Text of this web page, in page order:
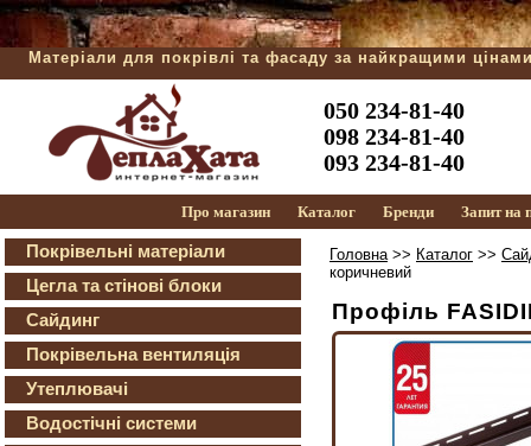
Матеріали для покрівлі та фасаду за найкращими
050 234-81-40
098 234-81-40
093 234-81-40
Про магазин Каталог Бренди Запит на
Покрівельні матеріали
Цегла та стінові блоки
Сайдинг
Покрівельна вентиляція
Утеплювачі
Водостічні системи
Головна>> Каталог >>
коричневий
Профіль